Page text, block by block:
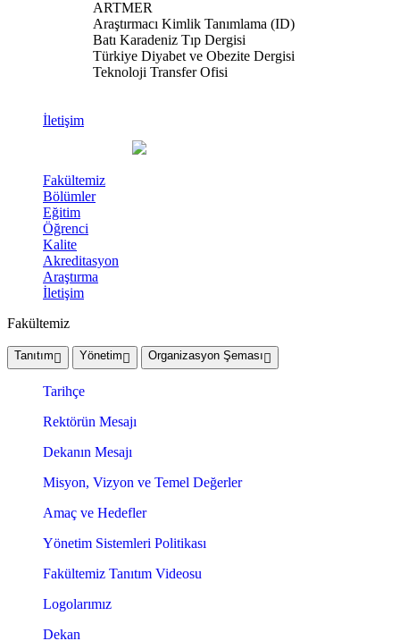
ARTMER
Araştırmacı Kimlik Tanımlama (ID)
Batı Karadeniz Tıp Dergisi
Türkiye Diyabet ve Obezite Dergisi
Teknoloji Transfer Ofisi
İletişim
Fakültemiz
Bölümler
Eğitim
Öğrenci
Kalite
Akreditasyon
Araştırma
İletişim
Fakültemiz
Tanıtım Yönetim Organizasyon Şeması
Tarihçe
Rektörün Mesajı
Dekanın Mesajı
Misyon, Vizyon ve Temel Değerler
Amaç ve Hedefler
Yönetim Sistemleri Politikası
Fakültemiz Tanıtım Videosu
Logolarımız
Dekan